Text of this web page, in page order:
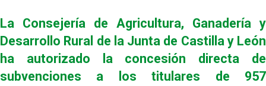
La Consejería de Agricultura, Ganadería y
Desarrollo Rural de la Junta de Castilla y León
ha autorizado la concesión directa de
subvenciones a los titulares de 957